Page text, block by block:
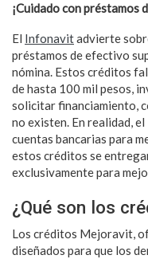
¡Cuidado con
El Infonavitadvierte
préstamos de efectivo
nómina. Estos créditos
de hasta 100 mil pesos,
solicitar financiamiento,
no existen. En realidad,
cuentas bancarias para
estos créditos se
exclusivamente para
¿Qué son los
Los créditos Mejoravit,
diseñados para que los